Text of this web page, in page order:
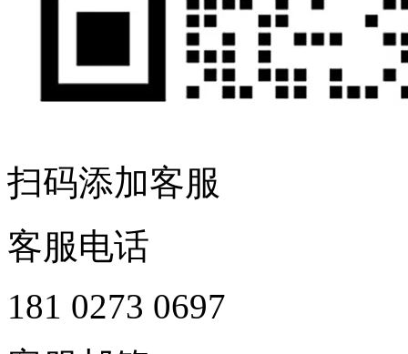
扫码添加客服
客服电话
181 0273 0697